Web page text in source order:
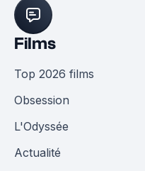
Films
Top 2026 films
Obsession
L'Odyssée
Actualité